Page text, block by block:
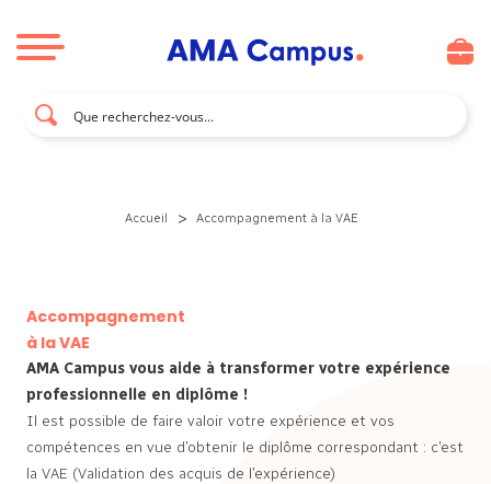
Accueil > Accompagnement à la VAE
Accompagnement
à la VAE
AMA Campus vous aide à transformer votre expérience
professionnelle en diplôme !
Il est possible de faire valoir votre expérience et vos
compétences en vue d’obtenir le diplôme correspondant : c’est
la VAE (Validation des acquis de l’expérience)